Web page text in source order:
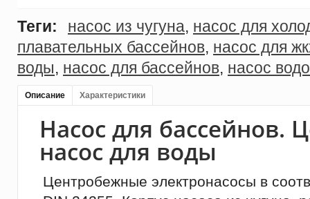
Теги: насос из чугуна, насос для
плавательных бассейнов, насос для
воды, насос для бассейнов, насос
Описание Характеристики
Насос для бассейнов.
насос для воды
Центробежные электронасосы в